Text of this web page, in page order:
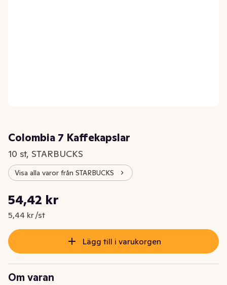
Colombia 7 Kaffekapslar
10 st, STARBUCKS
Visa alla varor från STARBUCKS
Nuvarande pris är: 54,42 kr
54,42 kr
5,44 kr /st
Styckpris: 5,44 kr /st
Lägg till i varukorgen
Om varan